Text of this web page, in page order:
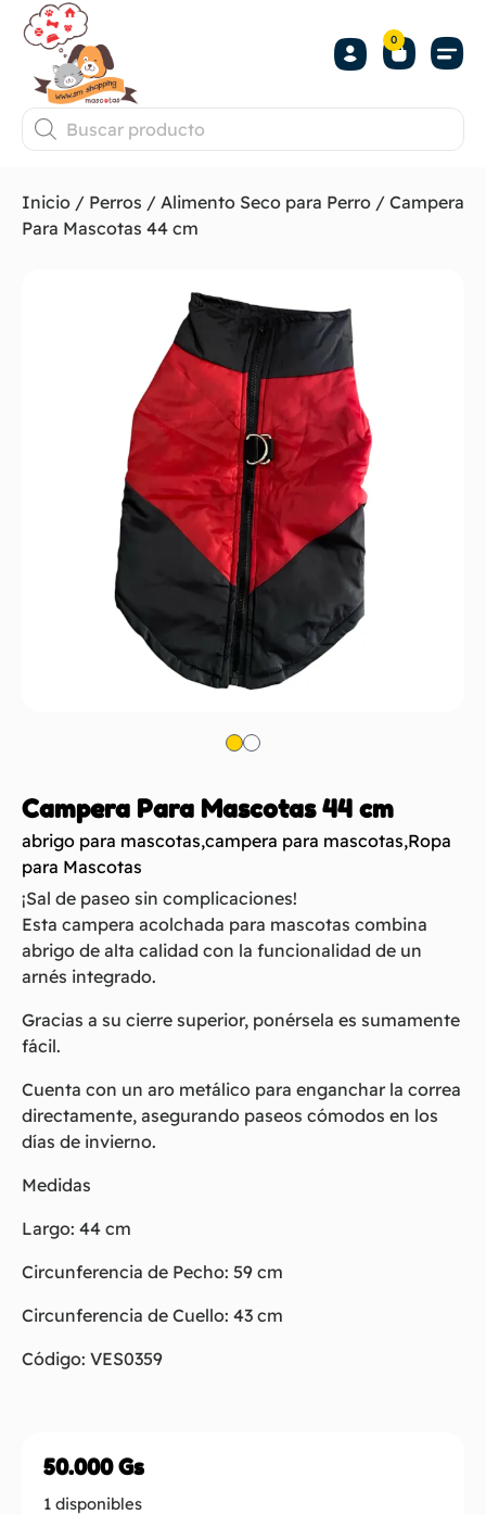
0
Inicio / Perros / Alimento Seco para Perro / Campera
Para Mascotas 44 cm
Campera Para Mascotas 44 cm
abrigo para mascotas,campera para mascotas,Ropa
para Mascotas
¡Sal de paseo sin complicaciones!
Esta campera acolchada para mascotas combina
abrigo de alta calidad con la funcionalidad de un
arnés integrado.
Gracias a su cierre superior, ponérsela es sumamente
fácil.
Cuenta con un aro metálico para enganchar la correa
directamente, asegurando paseos cómodos en los
días de invierno.
Medidas
Largo: 44 cm
Circunferencia de Pecho: 59 cm
Circunferencia de Cuello: 43 cm
Código: VES0359
50.000Gs
1 disponibles